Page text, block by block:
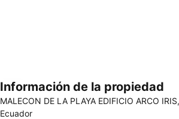
Ampliar mapa
Información de la propiedad
MALECON DE LA PLAYA EDIFICIO ARCO
Ecuador